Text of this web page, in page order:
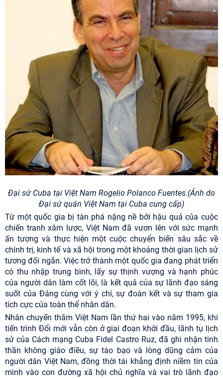
Đại sứ Cuba tại Việt Nam Rogelio Polanco Fuentes.(Ảnh do
Đại sứ quán Việt Nam tại Cuba cung cấp)
Từ một quốc gia bị tàn phá nặng nề bởi hậu quả của cuộc
chiến tranh xâm lược, Việt Nam đã vươn lên với sức mạnh
ấn tượng và thực hiện một cuộc chuyển biến sâu sắc về
chính trị, kinh tế và xã hội trong một khoảng thời gian lịch sử
tương đối ngắn. Việc trở thành một quốc gia đang phát triển
có thu nhập trung bình, lấy sự thịnh vượng và hạnh phúc
của người dân làm cốt lõi, là kết quả của sự lãnh đạo sáng
suốt của Đảng cùng với ý chí, sự đoàn kết và sự tham gia
tích cực của toàn thể nhân dân.
Nhân chuyến thăm Việt Nam lần thứ hai vào năm 1995, khi
tiến trình Đổi mới vẫn còn ở giai đoạn khởi đầu, lãnh tụ lịch
sử của Cách mạng Cuba Fidel Castro Ruz, đã ghi nhận tinh
thần không giáo điều, sự táo bạo và lòng dũng cảm của
người dân Việt Nam, đồng thời tái khẳng định niềm tin của
mình vào con đường xã hội chủ nghĩa và vai trò lãnh đạo